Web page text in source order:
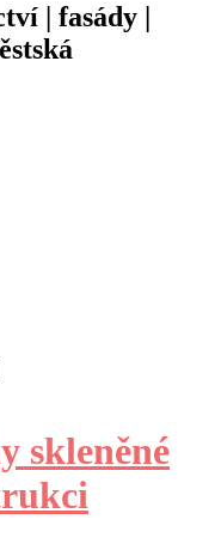
| fasády |
skleněné